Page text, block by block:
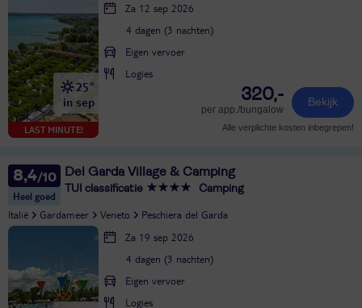
LAST MINUTE!
25°
in sep
Za 12 sep 2026
4 dagen (3 nachten)
Eigen vervoer
Logies
320,-
per app./bungalow
Bekijk
Alle verplichte kosten inbegrepen!
8,4
Heel goed
Del Garda Village & Camping
TUI classificatie Camping
Italië Gardameer Veneto Peschiera del Garda
Za 19 sep 2026
4 dagen (3 nachten)
Eigen vervoer
Logies